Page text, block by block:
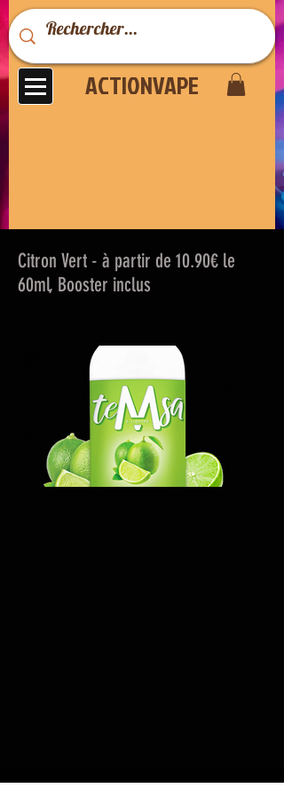
ACTIONVAPE
Citron Vert - à partir de 10.90€ le
60ml, Booster inclus